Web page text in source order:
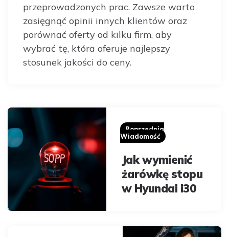
przeprowadzonych prac. Zawsze warto
zasięgnąć opinii innych klientów oraz
porównać oferty od kilku firm, aby
wybrać tę, która oferuje najlepszy
stosunek jakości do ceny.
Post
navigation
Poprzednia
Wiadomość
Jak wymienić
żarówkę stopu
w Hyundai i30